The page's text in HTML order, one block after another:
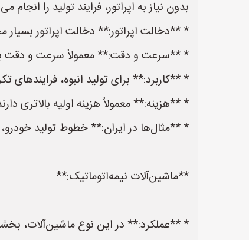
بدون نیاز به اپراتور، فرایند تولید را انجام
* **دخالت اپراتور:** دخالت اپراتور
* **سرعت و دقت:** معمولاً سرعت و دقت
* **کاربرد:** برای تولید انبوه، فرایندهای
* **هزینه:** معمولاً هزینه اولیه بالاتری
* **مثال‌ها در ایران:** خطوط تولید
**ماشین‌آلات نیمه‌اتوماتیک:**
* **عملکرد:** در این نوع ماشین‌آلات، بخشی